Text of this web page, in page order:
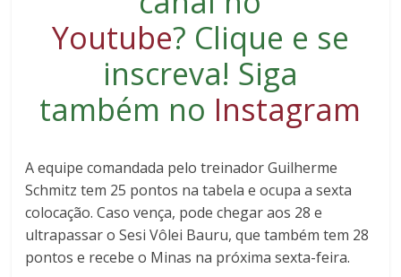
Youtube? Clique e se
inscreva! Siga
também no Instagram
A equipe comandada pelo treinador Guilherme
Schmitz tem 25 pontos na tabela e ocupa a sexta
colocação. Caso vença, pode chegar aos 28 e
ultrapassar o Sesi Vôlei Bauru, que também tem 28
pontos e recebe o Minas na próxima sexta-feira.